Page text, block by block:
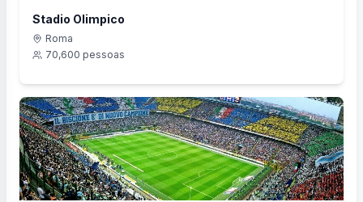
Stadio Olimpico
Roma
70,600 pessoas